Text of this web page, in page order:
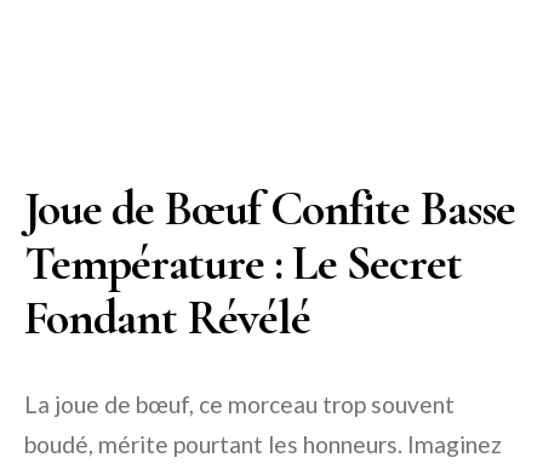
Joue de Bœuf Confite Basse
Température : Le Secret
Fondant Révélé
La joue de bœuf, ce morceau trop souvent
boudé, mérite pourtant les honneurs. Imaginez